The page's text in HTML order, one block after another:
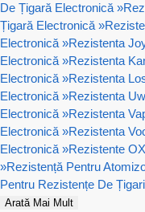
De Țigară Electronică »
Țigară Electronică »
Electronică »Rezistenta
Electronică »Rezistenta
Electronică »Rezistenta
Electronică »Rezistenta
Electronică »Rezistenta
Electronică »Rezistenta
Electronică »Rezistente
»Rezistență Pentru
Pentru Rezistențe De
Arată Mai Mult